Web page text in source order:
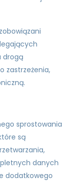
drogą
zastrzeżenia,
sprostowania
są
danych
dodatkowego